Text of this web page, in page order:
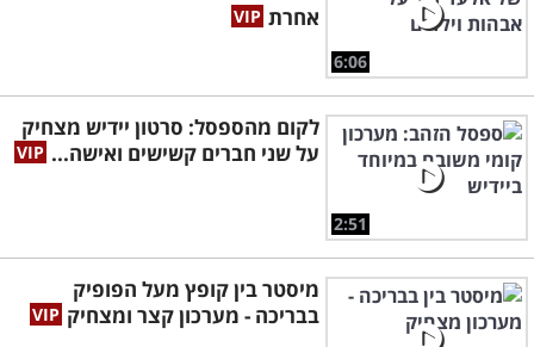
6:06
אחרת
2:51
לקום מהספסל: סרטון יידיש מצחיק
על שני חברים קשישים ואישה...
מיסטר בין קופץ מעל הפופיק
בבריכה - מערכון קצר ומצחיק